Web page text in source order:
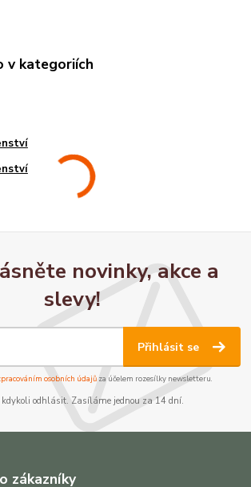
v kategoriích
novinky, akce a
slevy!
Přihlásit se
osobních údajůza účelem rozesílky newsletteru.
kdykoli odhlásit. Zasíláme jednou za 14 dní.
zákazníky